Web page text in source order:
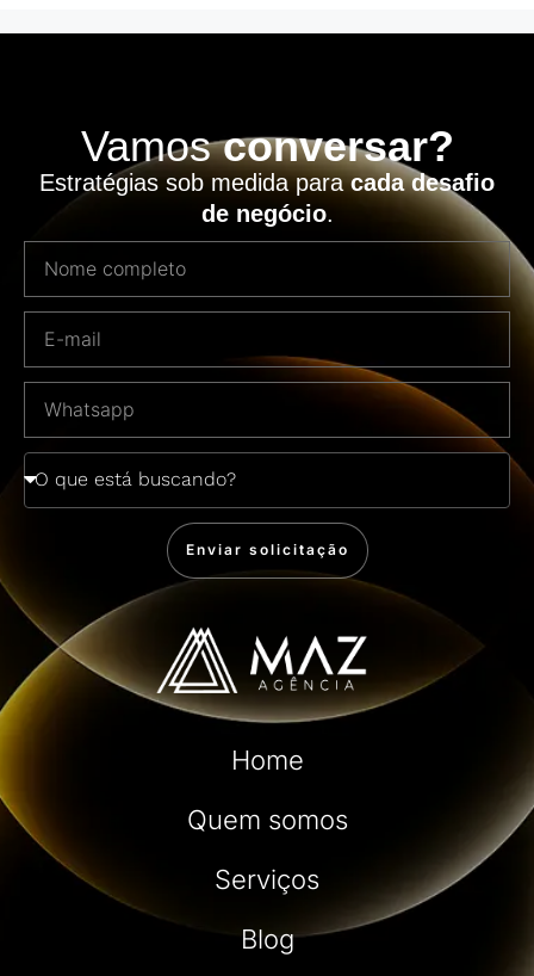
Vamosconversar?
Estratégias sob medida paracada desafio
de negócio.
Enviar solicitação
Home
Quem somos
Serviços
Blog